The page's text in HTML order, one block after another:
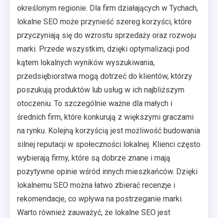
określonym regionie. Dla firm działających w Tychach,
lokalne SEO może przynieść szereg korzyści, które
przyczyniają się do wzrostu sprzedaży oraz rozwoju
marki. Przede wszystkim, dzięki optymalizacji pod
kątem lokalnych wyników wyszukiwania,
przedsiębiorstwa mogą dotrzeć do klientów, którzy
poszukują produktów lub usług w ich najbliższym
otoczeniu. To szczególnie ważne dla małych i
średnich firm, które konkurują z większymi graczami
na rynku. Kolejną korzyścią jest możliwość budowania
silnej reputacji w społeczności lokalnej. Klienci często
wybierają firmy, które są dobrze znane i mają
pozytywne opinie wśród innych mieszkańców. Dzięki
lokalnemu SEO można łatwo zbierać recenzje i
rekomendacje, co wpływa na postrzeganie marki.
Warto również zauważyć, że lokalne SEO jest